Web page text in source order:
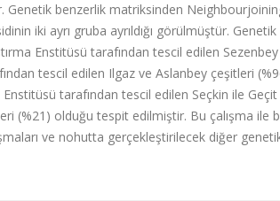
benzerlik matriksinden
iki ayrı gruba ayrıldığı görülmüştür. Genetik
Enstitüsü tarafından tescil edilen
tescil edilen Ilgaz ve Aslanbey çeşitleri
tarafından tescil edilen Seçkin ile
(%21) olduğu tespit edilmiştir. Bu çalışma ile
ve nohutta gerçekleştirilecek diğer